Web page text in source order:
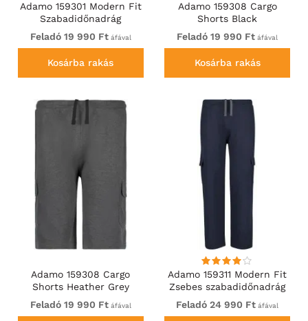
Adamo 159301 Modern Fit
Szabadidőnadrág
Sötétszürke
Feladó 19 990 Ftáfával
Kosárba rakás
Adamo 159308 Cargo
Shorts Black
Feladó 19 990 Ft áfával
Kosárba rakás
Adamo 159308 Cargo
Shorts Heather Grey
Feladó 19 990 Ftáfával
Adamo 159311 Modern Fit
Zsebes szabadidőnadrág
Sötétkék
Feladó 24 990 Ft áfával